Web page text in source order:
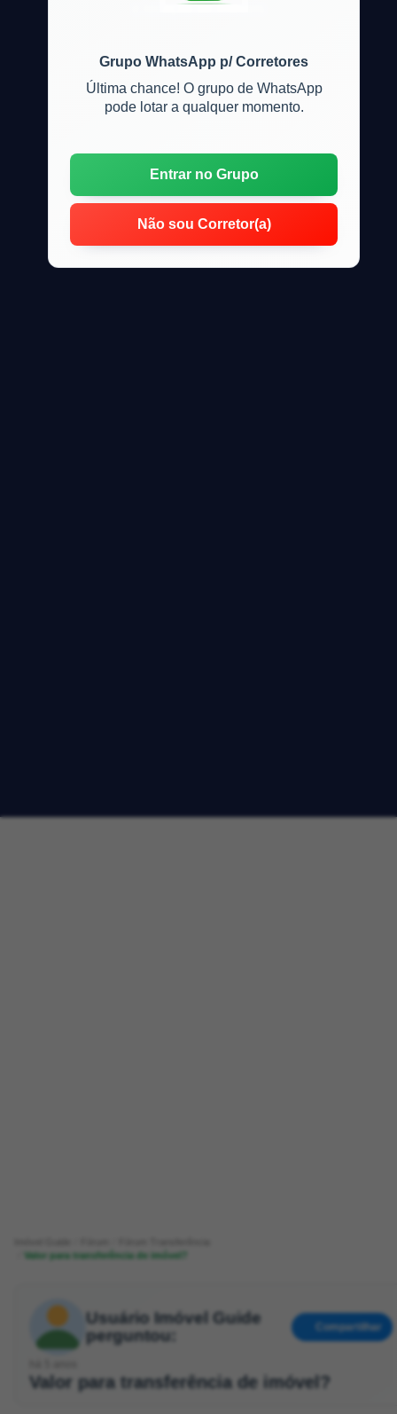
Grupo WhatsApp p/ Corretores
Última chance! O grupo de WhatsApp
pode lotar a qualquer momento.
Entrar no Grupo
Não sou Corretor(a)
e locação de imóveis
Valor para transferência de imóvel?
Usuário Imóvel Guide
perguntou:
Compartilhar
Valor para transferência de imóvel?